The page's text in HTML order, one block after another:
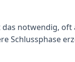
notwendig,
Schlussphase